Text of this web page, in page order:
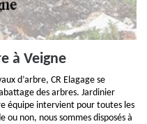
à Veigne
d’arbre, CR Elagage se
des arbres. Jardinier
équipe intervient pour toutes les
non, nous sommes disposés à